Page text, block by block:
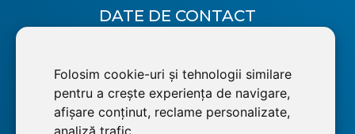
Folosim cookie-uri și tehnologii similare
pentru a crește experiența de navigare,
afișare conținut, reclame personalizate,
analiză trafic.
DATE DE CONTACT
office@invest-dej.com
Invest.Dej